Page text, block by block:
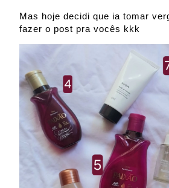
Mas hoje decidi que ia tomar
fazer o post pra vocês kkk